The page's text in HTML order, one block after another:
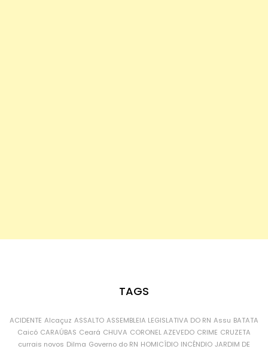
TAGS
ACIDENTE Alcaçuz ASSALTO ASSEMBLEIA LEGISLATIVA DO RN Assu BATATA
Caicó CARAÚBAS Ceará CHUVA CORONEL AZEVEDO CRIME CRUZETA
currais novos Dilma Governo do RN HOMICÍDIO INCÊNDIO JARDIM DE